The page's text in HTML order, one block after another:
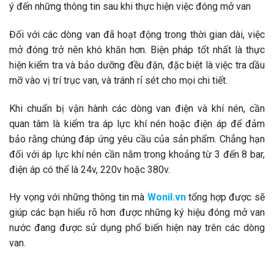
ý đến những thông tin sau khi thực hiện việc đóng mở van
Đối với các dòng van đã hoạt động trong thời gian dài, việc
mở đóng trở nên khó khăn hơn. Biện pháp tốt nhất là thực
hiện kiểm tra và bảo dưỡng đều đặn, đặc biệt là việc tra dầu
mỡ vào vị trí trục van, và tránh rỉ sét cho mọi chi tiết.
Khi chuẩn bị vận hành các dòng van điện và khí nén, cần
quan tâm là kiểm tra áp lực khí nén hoặc điện áp để đảm
bảo rằng chúng đáp ứng yêu cầu của sản phẩm. Chẳng hạn
đối với áp lực khí nén cần nằm trong khoảng từ 3 đến 8 bar,
điện áp có thể là 24v, 220v hoặc 380v.
Hy vọng với những thông tin mà Wonil.vntổng hợp được sẽ
giúp các bạn hiểu rõ hơn được những ký hiệu đóng mở van
nước đang được sử dụng phổ biến hiện nay trên các dòng
van.